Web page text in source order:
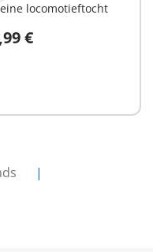
locomotieftocht
€
In winkelwagen